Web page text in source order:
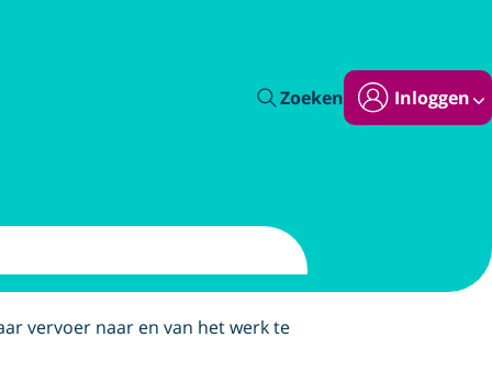
Zoeken Inloggen
vervoer naar en van het werk te